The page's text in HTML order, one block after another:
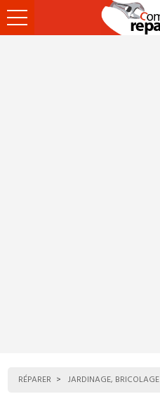
Ouvrir
le
RÉPARER JARDINAGE, BRICOLAGE